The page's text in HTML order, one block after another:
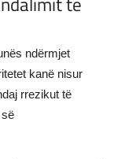
ndërmjet
kanë nisur
rrezikut të